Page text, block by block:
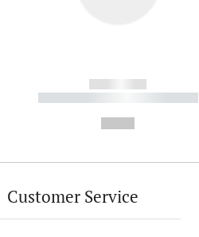
------------
----------- ----------- ----------
Customer Service